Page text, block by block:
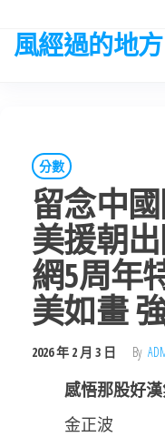
the
風經過的地方
分數
留念中
美援朝
網5周年
美如畫
2026 年 2 月 3 日 By
感悟那股好
金正波